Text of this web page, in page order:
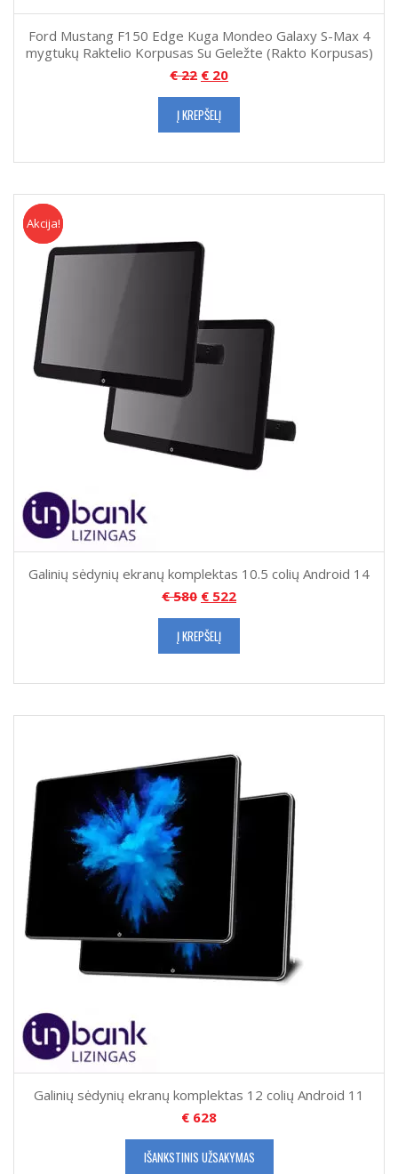
Ford Mustang F150 Edge Kuga Mondeo Galaxy S-Max 4
mygtukų Raktelio Korpusas Su Geležte (Rakto Korpusas)
€22 € 20
Į KREPŠELĮ
Akcija
Akcija!
Galinių sėdynių ekranų komplektas 10.5 colių Android 14
€580 € 522
Į KREPŠELĮ
Galinių sėdynių ekranų komplektas 12 colių Android 11
€ 628
IŠANKSTINIS UŽSAKYMAS